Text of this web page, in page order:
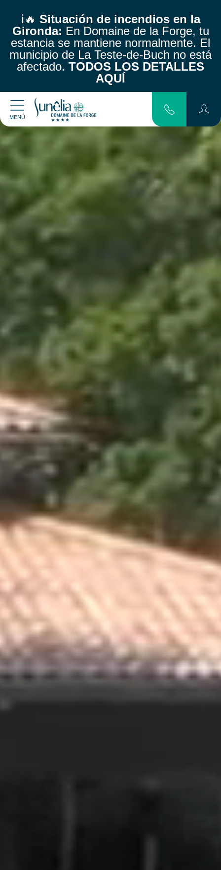
ℹ️🔥 Situación de incendios en la
Gironda: En Domaine de la Forge, tu
estancia se mantiene normalmente. El
municipio de La Teste-de-Buch no está
afectado. TODOS LOS DETALLES
AQUÍ
MENÚ